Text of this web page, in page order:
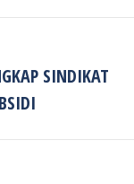
SINDIKAT